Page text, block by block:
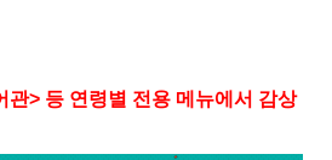
관> 등 연령별 전용 메뉴에서 감상